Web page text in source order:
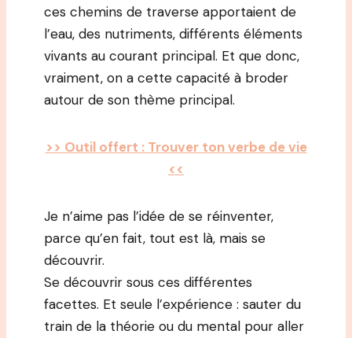
ces chemins de traverse apportaient de
l’eau, des nutriments, différents éléments
vivants au courant principal. Et que donc,
vraiment, on a cette capacité à broder
autour de son thème principal.
>> Outil offert : Trouver ton verbe de vie
<<
Je n’aime pas l’idée de se réinventer,
parce qu’en fait, tout est là, mais se
découvrir.
Se découvrir sous ces différentes
facettes. Et seule l’expérience : sauter du
train de la théorie ou du mental pour aller